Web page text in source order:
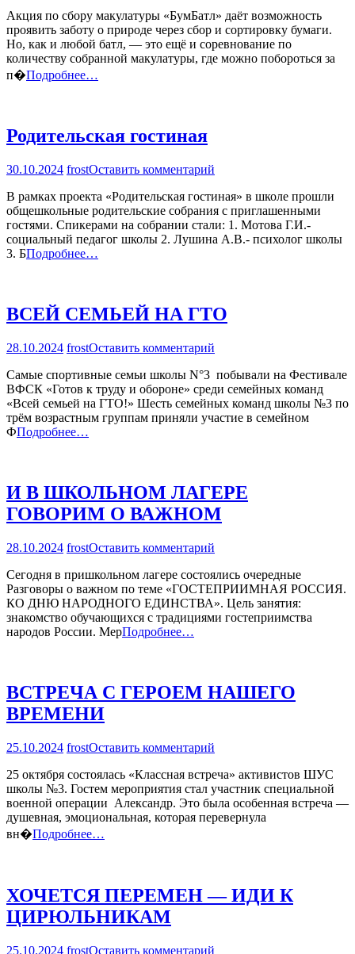
СОХРАНИМ
ПЛАНЕТУ
Акция по сбору макулатуры «БумБатл» даёт возможность
проявить заботу о природе через сбор и сортировку бумаги.
Но, как и любой батл, — это ещё и соревнование по
количеству собранной макулатуры, где можно побороться за
п�Подробнее…
Родительская гостиная
30.10.2024 frostОставить комментарий
гостиная
В рамках проекта «Родительская гостиная» в школе прошли
общешкольные родительские собрания с приглашенными
гостями. Спикерами на собрании стали: 1. Мотова Г.И.-
социальный педагог школы 2. Лушина А.В.- психолог школы
3. БПодробнее…
ВСЕЙ СЕМЬЕЙ НА ГТО
28.10.2024 frostОставить комментарий
СЕМЬЕЙ
НА
ГТО
Самые спортивные семьи школы N°3 побывали на Фестивале
ВФСК «Готов к труду и обороне» среди семейных команд
«Всей семьей на ГТО!» Шесть семейных команд школы №3 по
трём возрастным группам приняли участие в семейном
ФПодробнее…
И В ШКОЛЬНОМ ЛАГЕРЕ
ГОВОРИМ О ВАЖНОМ
28.10.2024 frostОставить комментарий
В
ШКОЛЬНОМ
ЛАГЕРЕ
ГОВОРИМ
Сегодня в пришкольном лагере состоялись очередные
Разговоры о важном по теме «ГОСТЕПРИИМНАЯ РОССИЯ.
КО ДНЮ НАРОДНОГО ЕДИНСТВА». Цель занятия:
знакомство обучающихся с традициями гостеприимства
народов России. МерПодробнее…
ВСТРЕЧА С ГЕРОЕМ НАШЕГО
ВРЕМЕНИ
25.10.2024 frostОставить комментарий
С
ГЕРОЕМ
НАШЕГО
ВРЕМЕНИ
25 октября состоялась «Классная встреча» активистов ШУС
школы №3. Гостем мероприятия стал участник специальной
военной операции Александр. Это была особенная встреча —
душевная, эмоциональная, которая перевернула
вн�Подробнее…
ХОЧЕТСЯ ПЕРЕМЕН — ИДИ К
ЦИРЮЛЬНИКАМ
25.10.2024 frostОставить комментарий